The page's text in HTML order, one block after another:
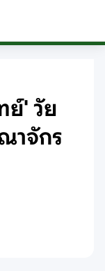
ย์' วัย
าจักร